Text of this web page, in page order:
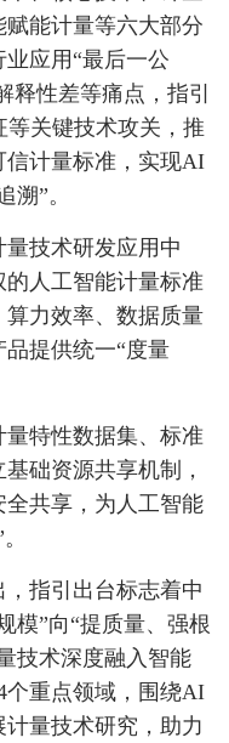
能计量等六大部分
应用“最后一公
释性差等痛点，指引
关键技术攻关，推
信计量标准，实现AI
溯”。
技术研发应用中
人工智能计量标准
力效率、数据质量
提供统一“度量
特性数据集、标准
础资源共享机制，
共享，为人工智能
指引出台标志着中
模”向“提质量、强根
技术深度融入智能
个重点领域，围绕AI
量技术研究，助力